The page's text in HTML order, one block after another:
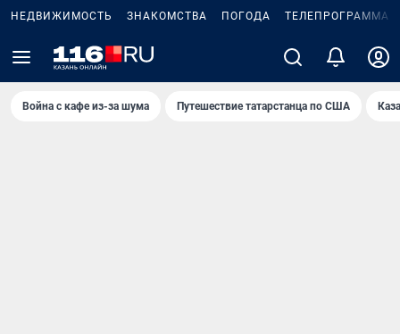
НЕДВИЖИМОСТЬ ЗНАКОМСТВА ПОГОДА ТЕЛЕПРОГРАММА
Война с кафе из-за шума Путешествие татарстанца по США